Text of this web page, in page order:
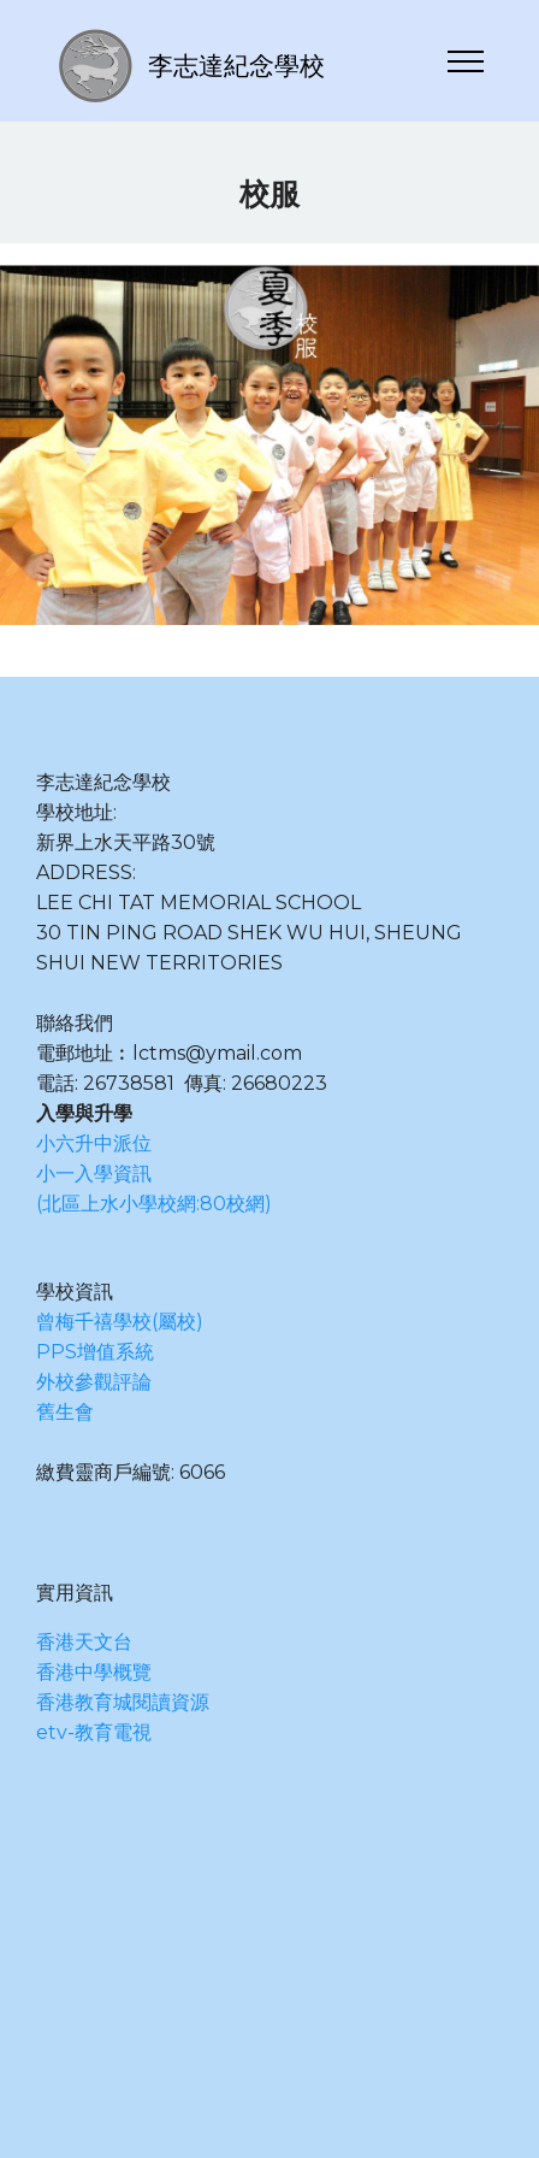
校服
李志達紀念學校
學校地址:
新界上水天平路30號
ADDRESS:
LEE CHI TAT MEMORIAL SCHOOL
30 TIN PING ROAD SHEK WU HUI, SHEUNG
SHUI NEW TERRITORIES
聯絡我們
電郵地址︰lctms@ymail.com
電話: 26738581 傳真: 26680223
入學與升學
小六升中派位
小一入學資訊
(北區上水小學校網:80校網)
學校資訊
曾梅千禧學校(屬校)
PPS增值系統
外校參觀評論
舊生會
繳費靈商戶編號: 6066
實用資訊
香港天文台
香港中學概覽
香港教育城閱讀資源
etv-教育電視
李志達紀念學校